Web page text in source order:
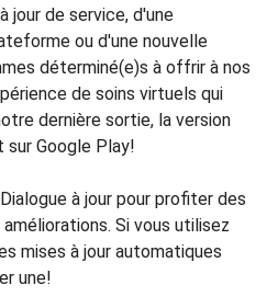
jour de service, d'une
ou d'une nouvelle
déterminé(e)s à offrir à nos
de soins virtuels qui
dernière sortie, la version
sur Google Play!
à jour pour profiter des
Si vous utilisez
mises à jour automatiques
une!